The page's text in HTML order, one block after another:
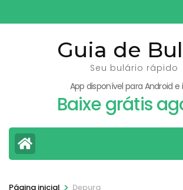
para
Guia de
Seu bulário rápido
App disponível para Android e
Baixe grátis
Página inicial Depura